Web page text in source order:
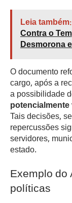
Leia também:
Contra o
Desmorona
O documento
cargo, após a
a possibilidade
Tais decisões,
repercussões
servidores,
estado.
Exemplo do
políticas